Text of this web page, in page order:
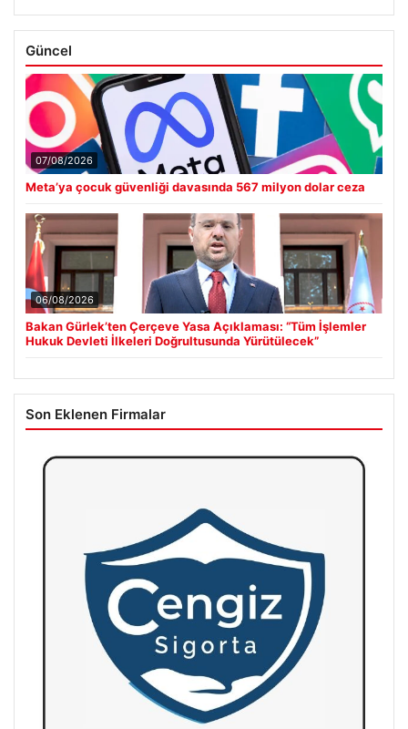
Güncel
07/08/2026
Meta’ya çocuk güvenliği davasında 567 milyon dolar ceza
06/08/2026
Bakan Gürlek’ten Çerçeve Yasa Açıklaması: “Tüm İşlemler
Hukuk Devleti İlkeleri Doğrultusunda Yürütülecek”
Son Eklenen Firmalar